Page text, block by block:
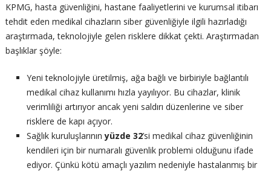
KPMG, hasta güvenliğini, hastane faaliyetlerini ve kurumsal itibarı
tehdit eden medikal cihazların siber güvenliğiyle ilgili hazırladığı
araştırmada, teknolojiyle gelen risklere dikkat çekti. Araştırmadan
başlıklar şöyle:
Yeni teknolojiyle üretilmiş, ağa bağlı ve birbiriyle bağlantılı
medikal cihaz kullanımı hızla yayılıyor. Bu cihazlar, klinik
verimliliği artırıyor ancak yeni saldırı düzenlerine ve siber
risklere de kapı açıyor.
Sağlık kuruluşlarınınyüzde 32’si medikal cihaz güvenliğinin
kendileri için bir numaralı güvenlik problemi olduğunu ifade
ediyor. Çünkü kötü amaçlı yazılım nedeniyle hastalanmış bir